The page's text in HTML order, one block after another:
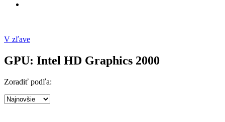
V zľave
GPU: Intel HD Graphics 2000
Zoradiť podľa: